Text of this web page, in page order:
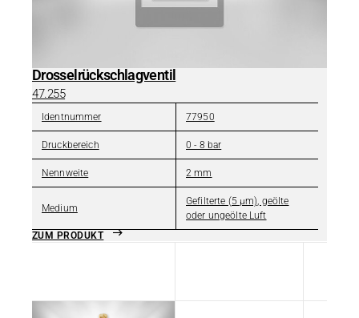
Drosselrückschlagventil
47.255
Identnummer 77950
Druckbereich 0 - 8 bar
Nennweite 2 mm
Medium
Gefilterte (5 µm), geölte
oder ungeölte Luft
ZUM PRODUKT